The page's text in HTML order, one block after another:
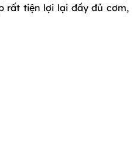
rất tiện lợi lại đầy đủ cơm,